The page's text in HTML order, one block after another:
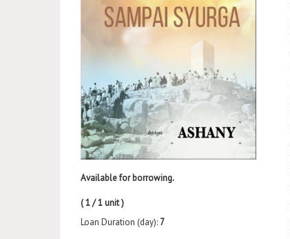
Available for borrowing.
( 1 / 1 unit )
Loan Duration (day): 7